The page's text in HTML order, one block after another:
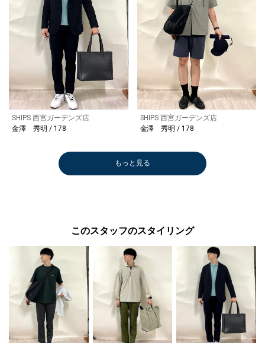
SHIPS 西宮ガーデンズ店
金澤 秀明 / 178
SHIPS 西宮ガーデンズ店
金澤 秀明 / 178
もっと見る
このスタッフのスタイリング